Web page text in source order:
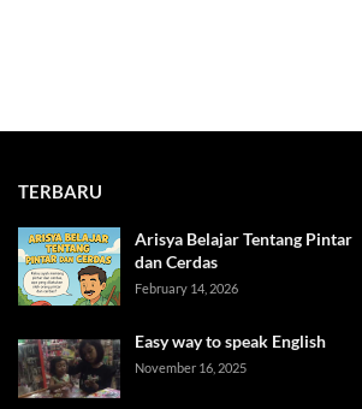
TERBARU
Arisya Belajar Tentang Pintar
dan Cerdas
February 14, 2026
Easy way to speak English
November 16, 2025